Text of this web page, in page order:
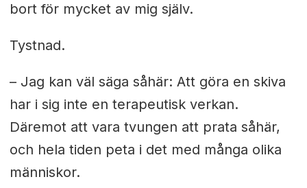
bort för mycket av mig själv.
Tystnad.
– Jag kan väl säga såhär: Att göra en skiva
har i sig inte en terapeutisk verkan.
Däremot att vara tvungen att prata såhär,
och hela tiden peta i det med många olika
människor.